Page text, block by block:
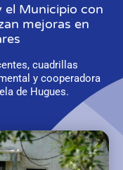
el Municipio con
mejoras en
cuadrillas
y cooperadora
de Hugues.